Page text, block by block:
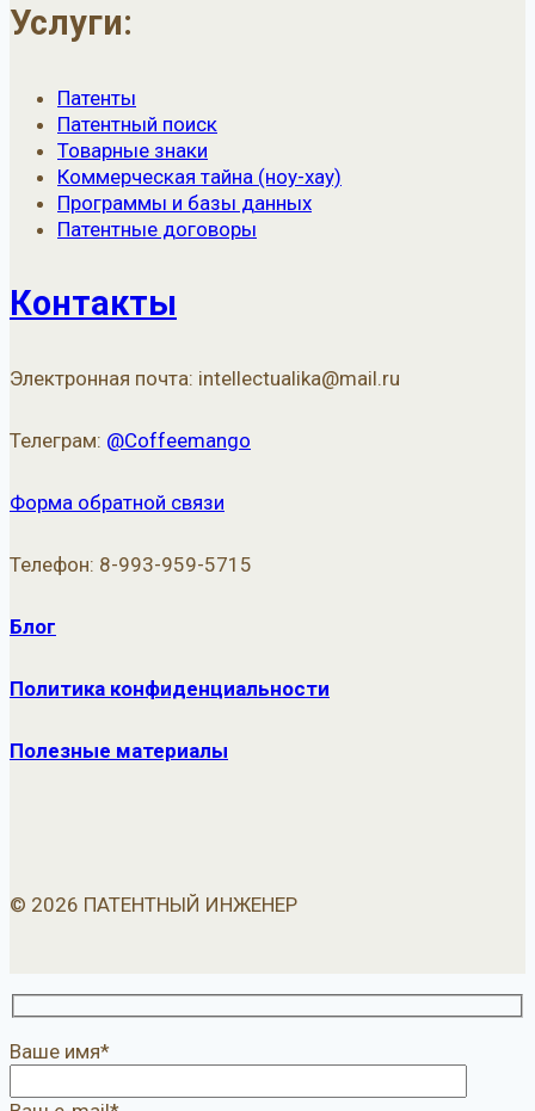
Услуги:
Патенты
Патентный поиск
Товарные знаки
Коммерческая тайна (ноу-хау)
Программы и базы данных
Патентные договоры
Контакты
Электронная почта: intellectualika@mail.ru
Телеграм: @Coffeemango
Форма обратной связи
Телефон: 8-993-959-5715
Блог
Политика конфиденциальности
Полезные материалы
© 2026 ПАТЕНТНЫЙ ИНЖЕНЕР
Ваше имя*